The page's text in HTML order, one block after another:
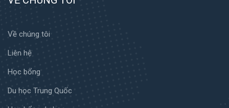
Về chúng tôi
Liên hệ
Học bổng
Du học Trung Quốc